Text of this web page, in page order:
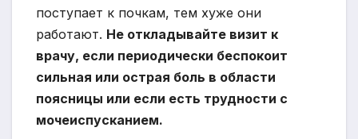
поступает к почкам, тем хуже они
работают. Не откладывайте визит к
врачу, если периодически беспокоит
сильная или острая боль в области
поясницы или если есть трудности с
мочеиспусканием.